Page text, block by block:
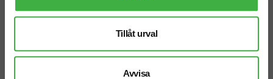
Tillåt urval
Avvisa
info@brandnewprofile.com